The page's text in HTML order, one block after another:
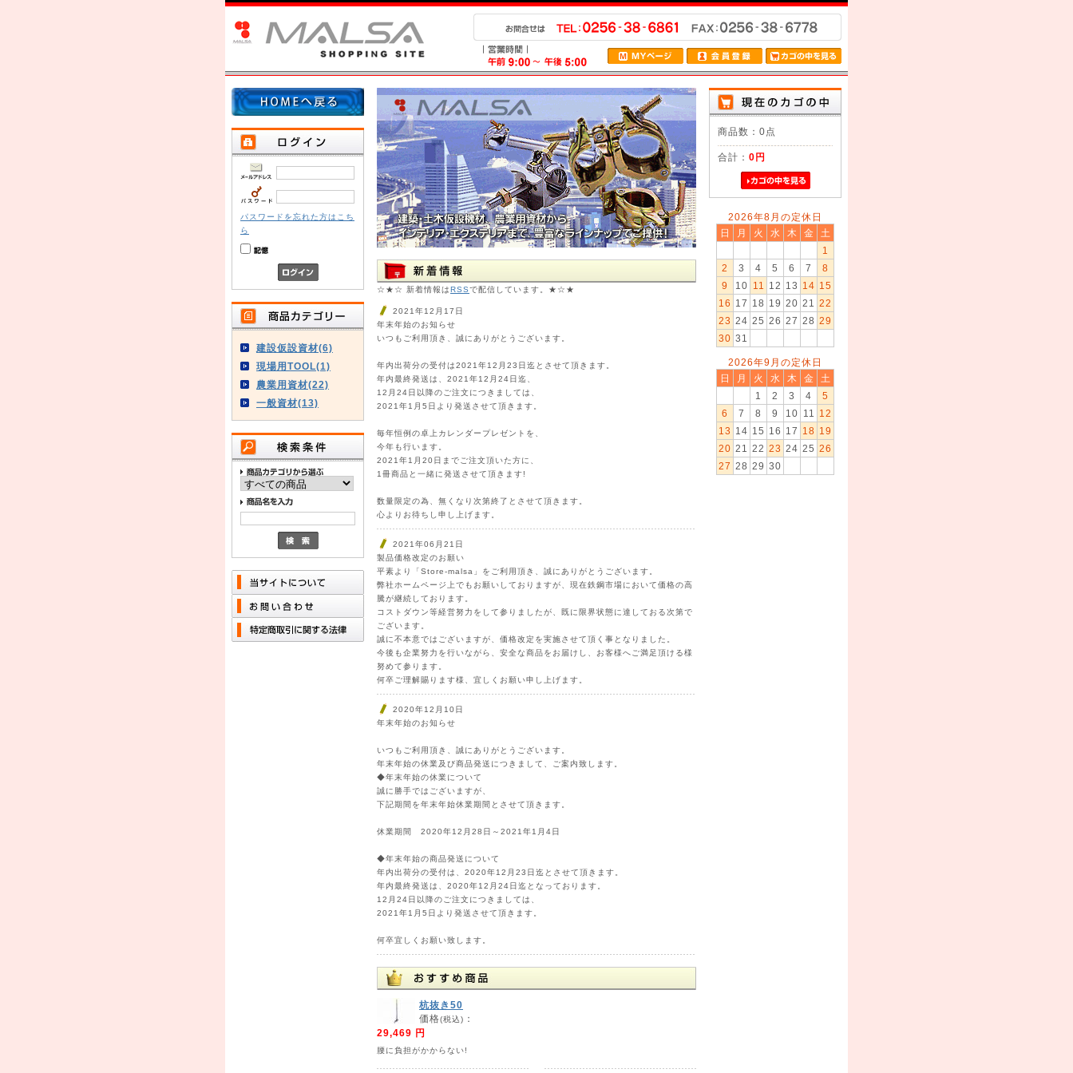
パスワードを忘れた方はこち
ら
建設仮設資材(6)
現場用TOOL(1)
農業用資材(22)
一般資材(13)
☆★☆ 新着情報はRSSで配信しています。★☆★
2021年12月17日
年末年始のお知らせ
いつもご利用頂き、誠にありがとうございます。
年内出荷分の受付は2021年12月23日迄とさせて頂きます。
年内最終発送は、2021年12月24日迄、
12月24日以降のご注文につきましては、
2021年1月5日より発送させて頂きます。
毎年恒例の卓上カレンダープレゼントを、
今年も行います。
2021年1月20日までご注文頂いた方に、
1冊商品と一緒に発送させて頂きます!
数量限定の為、無くなり次第終了とさせて頂きます。
心よりお待ちし申し上げます。
2021年06月21日
製品価格改定のお願い
平素より「Store-malsa」をご利用頂き、誠にありがとうございます。
弊社ホームページ上でもお願いしておりますが、現在鉄鋼市場において価格の高
騰が継続しております。
コストダウン等経営努力をして参りましたが、既に限界状態に達しておる次第で
ございます。
誠に不本意ではございますが、価格改定を実施させて頂く事となりました。
今後も企業努力を行いながら、安全な商品をお届けし、お客様へご満足頂ける様
努めて参ります。
何卒ご理解賜ります様、宜しくお願い申し上げます。
2020年12月10日
年末年始のお知らせ
いつもご利用頂き、誠にありがとうございます。
年末年始の休業及び商品発送につきまして、ご案内致します。
◆年末年始の休業について
誠に勝手ではございますが、
下記期間を年末年始休業期間とさせて頂きます。
休業期間 2020年12月28日～2021年1月4日
◆年末年始の商品発送について
年内出荷分の受付は、2020年12月23日迄とさせて頂きます。
年内最終発送は、2020年12月24日迄となっております。
12月24日以降のご注文につきましては、
2021年1月5日より発送させて頂きます。
何卒宜しくお願い致します。
杭抜き50
価格(税込) ：
29,469 円
腰に負担がかからない!
商品数：0点
合計： 0円
2026年8月の定休日
日
月 火 水 木 金
土
1
2
3 4 5 6 7
8
9
10 11 12 13 14 15
16
17 18 19 20 21
22
23 24 25 26 27 28 29
30 31
2026年9月の定休日
日
月 火 水 木 金
土
1
2 3 4
5
6
7 8 9 10 11
12
13
14 15 16 17 18 19
20 21 22 23 24 25 26
27 28 29 30